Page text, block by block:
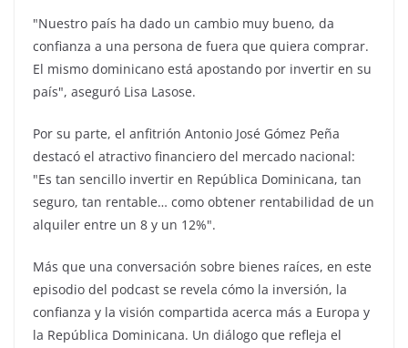
"Nuestro país ha dado un cambio muy bueno, da
confianza a una persona de fuera que quiera comprar.
El mismo dominicano está apostando por invertir en su
país", aseguró Lisa Lasose.
Por su parte, el anfitrión Antonio José Gómez Peña
destacó el atractivo financiero del mercado nacional:
"Es tan sencillo invertir en República Dominicana, tan
seguro, tan rentable… como obtener rentabilidad de un
alquiler entre un 8 y un 12%".
Más que una conversación sobre bienes raíces, en este
episodio del podcast se revela cómo la inversión, la
confianza y la visión compartida acerca más a Europa y
la República Dominicana. Un diálogo que refleja el